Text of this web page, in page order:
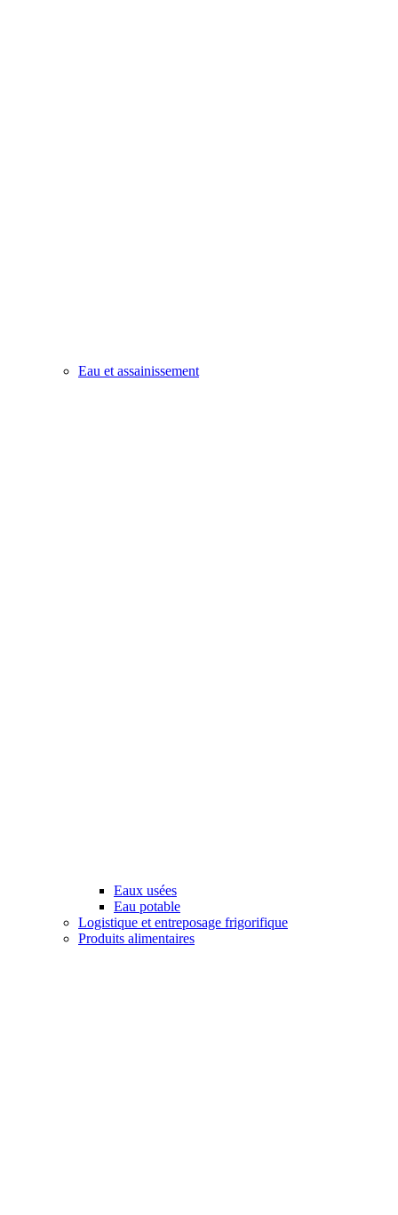
Eau et assainissement
Eaux usées
Eau potable
Logistique et entreposage frigorifique
Produits alimentaires